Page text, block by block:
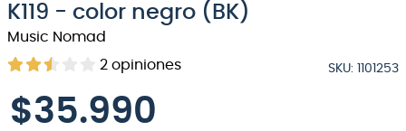
K119 - color negro (BK)
Music Nomad
2 opiniones SKU: 1101253
$35.990
6 .
guitarra
7.
teclado
8.
micrófono
9 .
bateria